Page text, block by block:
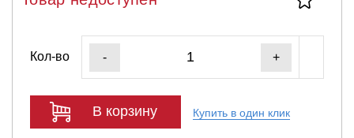
Кол-во - +
В корзину Купить в один клик